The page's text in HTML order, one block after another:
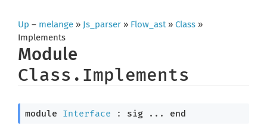
Up – melange » Js_parser » Flow_ast» Class »
Implements
Module
Class.Implements
module Interface : sig ... end